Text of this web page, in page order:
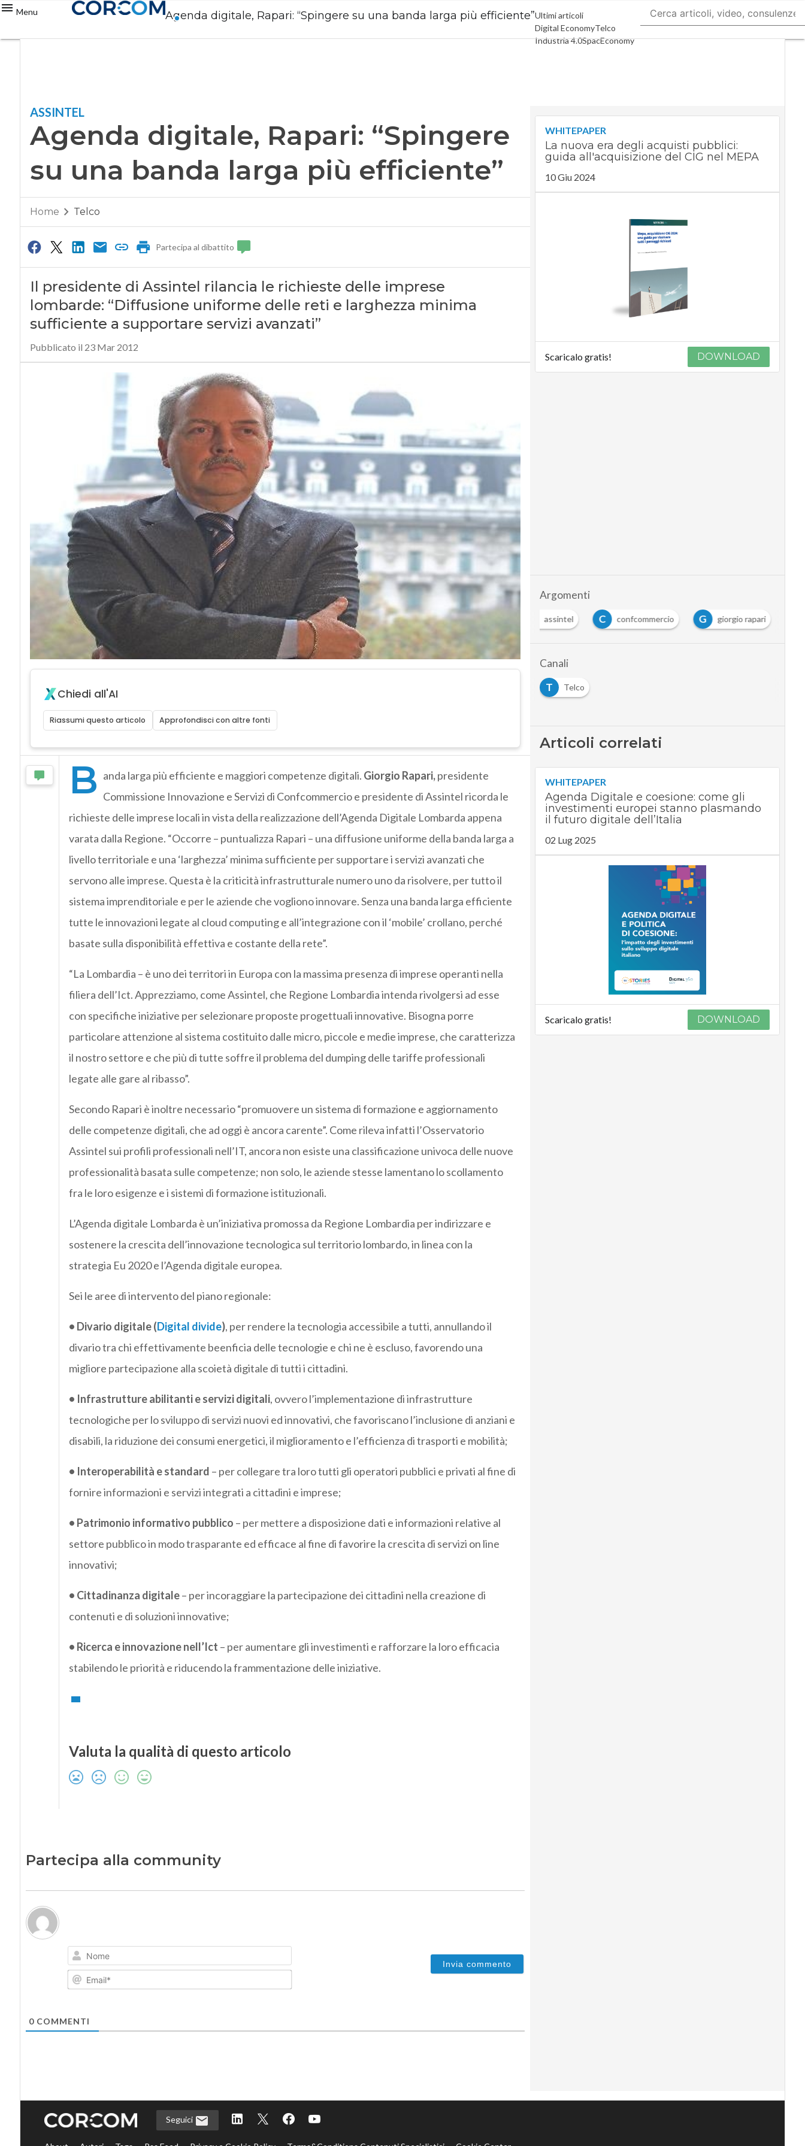
Menu Agenda digitale, Rapari: “Spingere su una banda larga più efficiente”Ultimi articoli
Digital EconomyTelco
Industria 4.0SpacEconomy
ASSINTEL
Agenda digitale, Rapari: “Spingere
su una banda larga più efficiente”
Home Telco
Partecipa al dibattito
Il presidente di Assintel rilancia le richieste delle imprese
lombarde: “Diffusione uniforme delle reti e larghezza minima
sufficiente a supportare servizi avanzati”
Pubblicato il 23 Mar 2012
Chiedi all'AI
Riassumi questo articolo Approfondisci con altre fonti
B anda larga più efficiente e maggiori competenze digitali. Giorgio Rapari,presidente
Commissione Innovazione e Servizi di Confcommercio e presidente di Assintel ricorda le
richieste delle imprese locali in vista della realizzazione dell’Agenda Digitale Lombarda appena
varata dalla Regione. “Occorre – puntualizza Rapari – una diffusione uniforme della banda larga a
livello territoriale e una ‘larghezza’ minima sufficiente per supportare i servizi avanzati che
servono alle imprese. Questa è la criticità infrastrutturale numero uno da risolvere, per tutto il
sistema imprenditoriale e per le aziende che vogliono innovare. Senza una banda larga efficiente
tutte le innovazioni legate al cloud computing e all’integrazione con il ‘mobile’ crollano, perché
basate sulla disponibilità effettiva e costante della rete”.
“La Lombardia – è uno dei territori in Europa con la massima presenza di imprese operanti nella
filiera dell’Ict. Apprezziamo, come Assintel, che Regione Lombardia intenda rivolgersi ad esse
con specifiche iniziative per selezionare proposte progettuali innovative. Bisogna porre
particolare attenzione al sistema costituito dalle micro, piccole e medie imprese, che caratterizza
il nostro settore e che più di tutte soffre il problema del dumping delle tariffe professionali
legate alle gare al ribasso”.
Secondo Rapari è inoltre necessario “promuovere un sistema di formazione e aggiornamento
delle competenze digitali, che ad oggi è ancora carente”. Come rileva infatti l’Osservatorio
Assintel sui profili professionali nell’IT, ancora non esiste una classificazione univoca delle nuove
professionalità basata sulle competenze; non solo, le aziende stesse lamentano lo scollamento
fra le loro esigenze e i sistemi di formazione istituzionali.
L’Agenda digitale Lombarda è un’iniziativa promossa da Regione Lombardia per indirizzare e
sostenere la crescita dell’innovazione tecnologica sul territorio lombardo, in linea con la
strategia Eu 2020 e l’Agenda digitale europea.
Sei le aree di intervento del piano regionale:
• Divario digitale (Digital divide), per rendere la tecnologia accessibile a tutti, annullando il
divario tra chi effettivamente beenficia delle tecnologie e chi ne è escluso, favorendo una
migliore partecipazione alla scoietà digitale di tutti i cittadini.
• Infrastrutture abilitanti e servizi digitali, ovvero l’implementazione di infrastrutture
tecnologiche per lo sviluppo di servizi nuovi ed innovativi, che favoriscano l’inclusione di anziani e
disabili, la riduzione dei consumi energetici, il miglioramento e l’efficienza di trasporti e mobilità;
• Interoperabilità e standard – per collegare tra loro tutti gli operatori pubblici e privati al fine di
fornire informazioni e servizi integrati a cittadini e imprese;
• Patrimonio informativo pubblico – per mettere a disposizione dati e informazioni relative al
settore pubblico in modo trasparante ed efficace al fine di favorire la crescita di servizi on line
innovativi;
• Cittadinanza digitale– per incoraggiare la partecipazione dei cittadini nella creazione di
contenuti e di soluzioni innovative;
• Ricerca e innovazione nell’Ict – per aumentare gli investimenti e rafforzare la loro efficacia
stabilendo le priorità e riducendo la frammentazione delle iniziative.
Valuta la qualità di questo articolo
Partecipa alla community
Nome
Email*
0COMMENTI
WHITEPAPER
La nuova era degli acquisti pubblici:
guida all'acquisizione del CIG nel MEPA
10 Giu 2024
Scaricalo gratis! DOWNLOAD
Argomenti
assintel C confcommercio G giorgio rapari
Canali
T
Telco
Articoli correlati
WHITEPAPER
Agenda Digitale e coesione: come gli
investimenti europei stanno plasmando
il futuro digitale dell’Italia
02 Lug 2025
Scaricalo gratis! DOWNLOAD
Seguici